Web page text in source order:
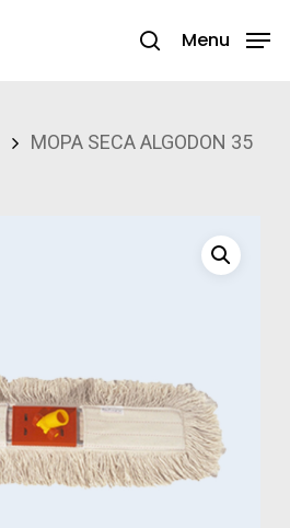
search
Menu
MOPA SECA ALGODON 35